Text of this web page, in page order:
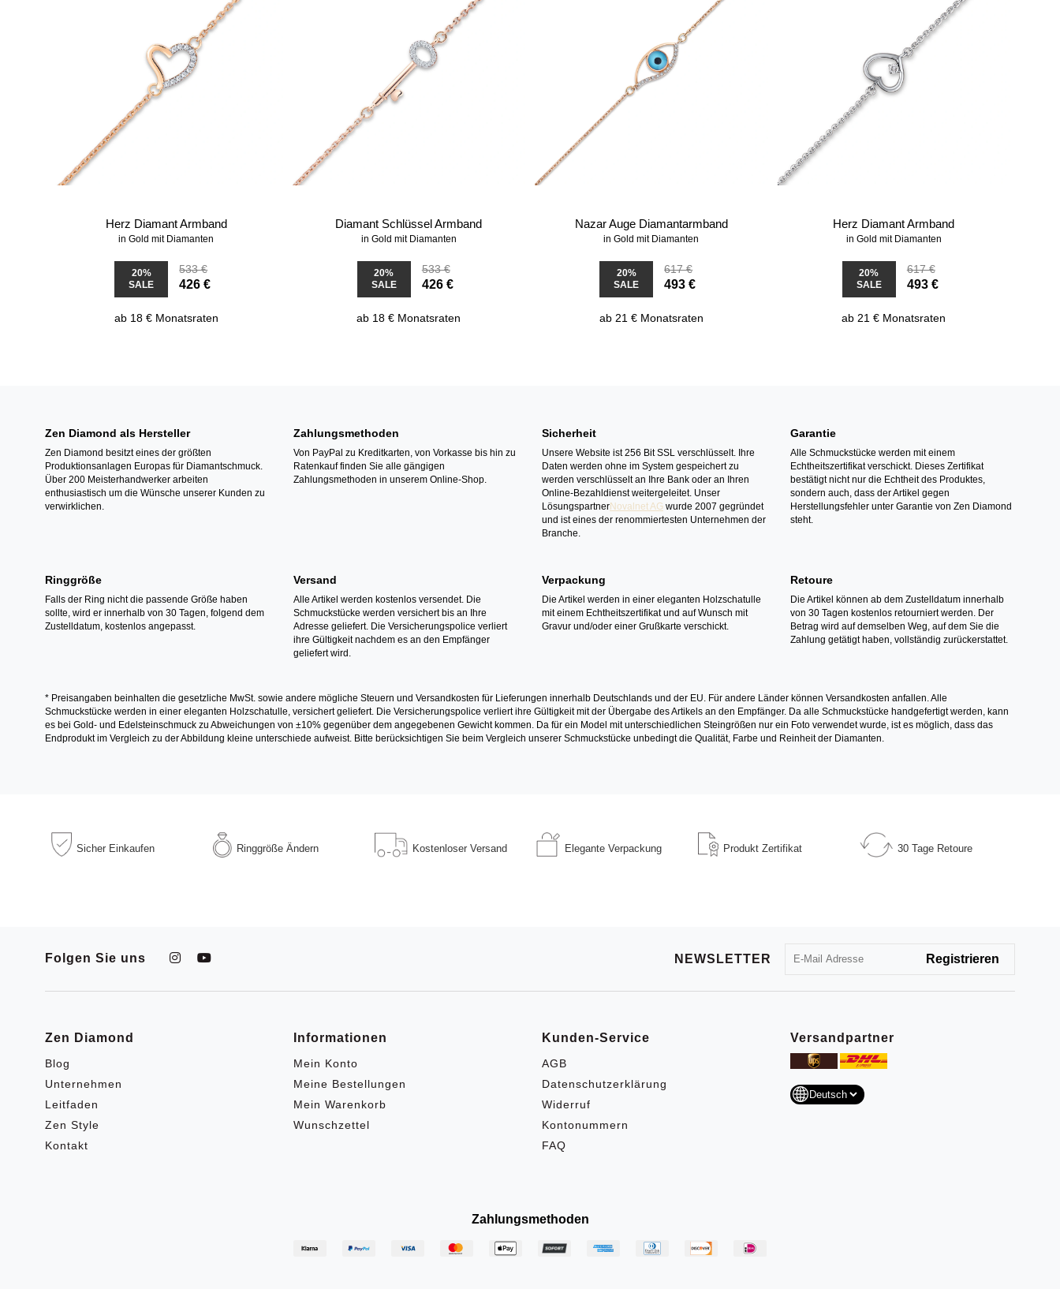
Herz Diamant Armband
in Gold mit Diamanten
20%
SALE
533 €
426 €
ab 18 € Monatsraten
Diamant Schlüssel Armband
in Gold mit Diamanten
20%
SALE
533 €
426 €
ab 18 € Monatsraten
Nazar Auge Diamantarmband
in Gold mit Diamanten
20%
SALE
617 €
493 €
ab 21 € Monatsraten
Herz Diamant Armband
in Gold mit Diamanten
20%
SALE
617 €
493 €
ab 21 € Monatsraten
Zen Diamond als Hersteller
Zen Diamond besitzt eines der größten
Produktionsanlagen Europas für Diamantschmuck.
Über 200 Meisterhandwerker arbeiten
enthusiastisch um die Wünsche unserer Kunden zu
verwirklichen.
Zahlungsmethoden
Von PayPal zu Kreditkarten, von Vorkasse bis hin zu
Ratenkauf finden Sie alle gängigen
Zahlungsmethoden in unserem Online-Shop.
Sicherheit
Unsere Website ist 256 Bit SSL verschlüsselt. Ihre
Daten werden ohne im System gespeichert zu
werden verschlüsselt an Ihre Bank oder an Ihren
Online-Bezahldienst weitergeleitet. Unser
LösungspartnerNovalnet AG wurde 2007 gegründet
und ist eines der renommiertesten Unternehmen der
Branche.
Garantie
Alle Schmuckstücke werden mit einem
Echtheitszertifikat verschickt. Dieses Zertifikat
bestätigt nicht nur die Echtheit des Produktes,
sondern auch, dass der Artikel gegen
Herstellungsfehler unter Garantie von Zen Diamond
steht.
Ringgröße
Falls der Ring nicht die passende Größe haben
sollte, wird er innerhalb von 30 Tagen, folgend dem
Zustelldatum, kostenlos angepasst.
Versand
Alle Artikel werden kostenlos versendet. Die
Schmuckstücke werden versichert bis an Ihre
Adresse geliefert. Die Versicherungspolice verliert
ihre Gültigkeit nachdem es an den Empfänger
geliefert wird.
Verpackung
Die Artikel werden in einer eleganten Holzschatulle
mit einem Echtheitszertifikat und auf Wunsch mit
Gravur und/oder einer Grußkarte verschickt.
Retoure
Die Artikel können ab dem Zustelldatum innerhalb
von 30 Tagen kostenlos retourniert werden. Der
Betrag wird auf demselben Weg, auf dem Sie die
Zahlung getätigt haben, vollständig zurückerstattet.
* Preisangaben beinhalten die gesetzliche MwSt. sowie andere mögliche Steuern und Versandkosten für Lieferungen innerhalb Deutschlands und der EU. Für andere Länder können Versandkosten anfallen. Alle
Schmuckstücke werden in einer eleganten Holzschatulle, versichert geliefert. Die Versicherungspolice verliert ihre Gültigkeit mit der Übergabe des Artikels an den Empfänger. Da alle Schmuckstücke handgefertigt werden, kann
es bei Gold- und Edelsteinschmuck zu Abweichungen von ±10% gegenüber dem angegebenen Gewicht kommen. Da für ein Model mit unterschiedlichen Steingrößen nur ein Foto verwendet wurde, ist es möglich, dass das
Endprodukt im Vergleich zu der Abbildung kleine unterschiede aufweist. Bitte berücksichtigen Sie beim Vergleich unserer Schmuckstücke unbedingt die Qualität, Farbe und Reinheit der Diamanten.
Sicher Einkaufen RinggrößeÄndern Kostenloser Versand Elegante Verpackung Produkt Zertifikat 30 Tage Retoure
Folgen Sie uns NEWSLETTER
Zen Diamond
Blog
Unternehmen
Leitfaden
Zen Style
Kontakt
Informationen
Mein Konto
Meine Bestellungen
Mein Warenkorb
Wunschzettel
Kunden-Service
AGB
Datenschutzerklärung
Widerruf
Kontonummern
FAQ
Versandpartner
Zahlungsmethoden